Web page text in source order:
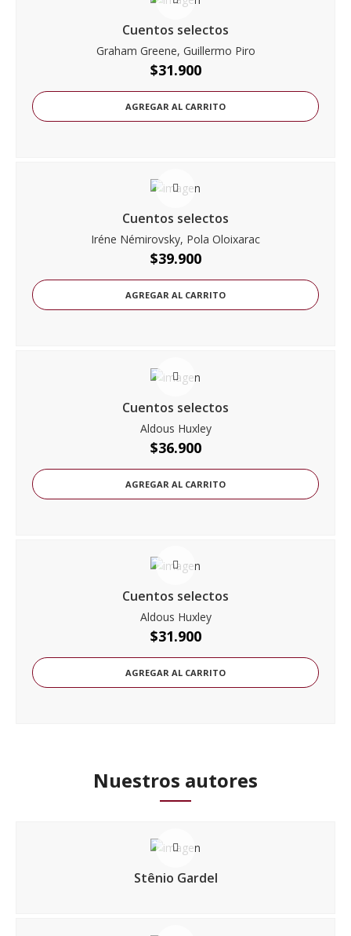
Cuentos selectos
Graham Greene, Guillermo Piro
$31.900
AGREGAR AL CARRITO
Cuentos selectos
Iréne Némirovsky, Pola Oloixarac
$39.900
AGREGAR AL CARRITO
Cuentos selectos
Aldous Huxley
$36.900
AGREGAR AL CARRITO
Cuentos selectos
Aldous Huxley
$31.900
AGREGAR AL CARRITO
Nuestros autores
Stênio Gardel